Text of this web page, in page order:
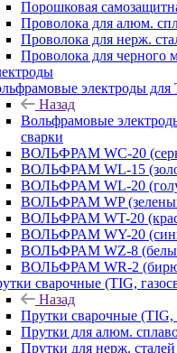
Порошковая
Проволока для алюм.
Проволока для нерж.
Проволока для черного
электроды для
Назад
Вольфрамовые
сварки
ВОЛЬФРАМ WC-20
ВОЛЬФРАМ WL-15
ВОЛЬФРАМ WL-20
ВОЛЬФРАМ WP
ВОЛЬФРАМ WT-20
ВОЛЬФРАМ WY-20
ВОЛЬФРАМ WZ-8
ВОЛЬФРАМ WR-2
сварочные (TIG,
Назад
Прутки сварочные (TIG,
Прутки для алюм.
Прутки для нерж. сталей